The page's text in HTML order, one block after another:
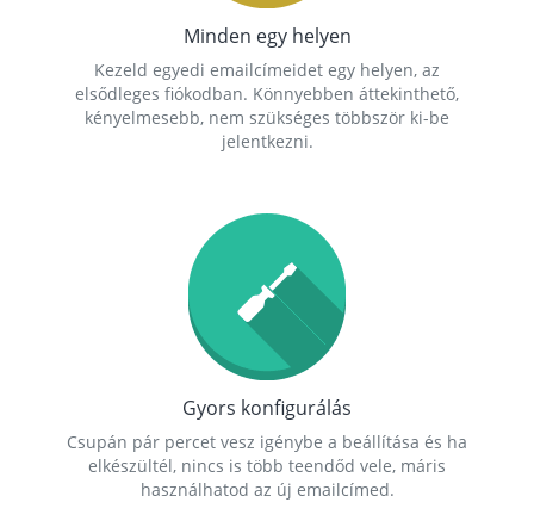
Minden egy helyen
Kezeld egyedi emailcímeidet egy helyen, az
elsődleges fiókodban. Könnyebben áttekinthető,
kényelmesebb, nem szükséges többször ki-be
jelentkezni.
Gyors konfigurálás
Csupán pár percet vesz igénybe a beállítása és ha
elkészültél, nincs is több teendőd vele, máris
használhatod az új emailcímed.